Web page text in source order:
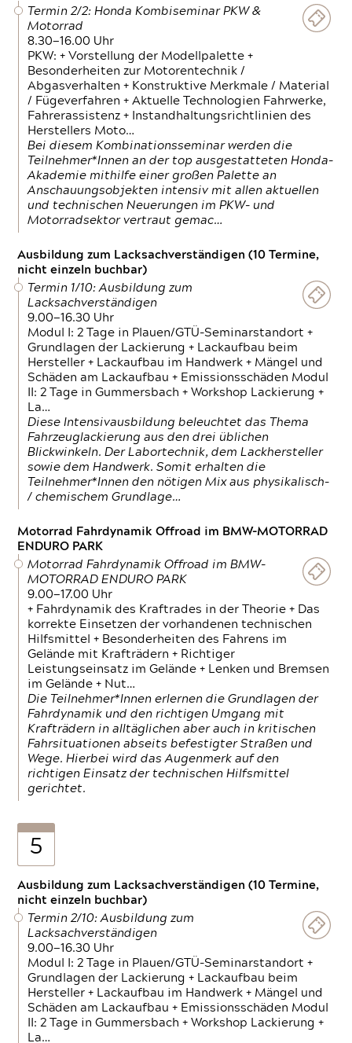
Termin 2/2: Honda Kombiseminar PKW &
Motorrad
8.30—16.00 Uhr
PKW: + Vorstellung der Modellpalette +
Besonderheiten zur Motorentechnik /
Abgasverhalten + Konstruktive Merkmale / Material
/ Fügeverfahren + Aktuelle Technologien Fahrwerke,
Fahrerassistenz + Instandhaltungsrichtlinien des
Herstellers Moto…
Bei diesem Kombinationsseminar werden die
Teilnehmer*Innen an der top ausgestatteten Honda-
Akademie mithilfe einer großen Palette an
Anschauungsobjekten intensiv mit allen aktuellen
und technischen Neuerungen im PKW- und
Motorradsektor vertraut gemac…
Ausbildung zum Lacksachverständigen (10 Termine,
nicht einzeln buchbar)
Termin 1/10: Ausbildung zum
Lacksachverständigen
9.00—16.30 Uhr
Modul I: 2 Tage in Plauen/GTÜ-Seminarstandort +
Grundlagen der Lackierung + Lackaufbau beim
Hersteller + Lackaufbau im Handwerk + Mängel und
Schäden am Lackaufbau + Emissionsschäden Modul
II: 2 Tage in Gummersbach + Workshop Lackierung +
La…
Diese Intensivausbildung beleuchtet das Thema
Fahrzeuglackierung aus den drei üblichen
Blickwinkeln. Der Labortechnik, dem Lackhersteller
sowie dem Handwerk. Somit erhalten die
Teilnehmer*Innen den nötigen Mix aus physikalisch-
/ chemischem Grundlage…
Motorrad Fahrdynamik Offroad im BMW-MOTORRAD
ENDURO PARK
Motorrad Fahrdynamik Offroad im BMW-
MOTORRAD ENDURO PARK
9.00—17.00 Uhr
+ Fahrdynamik des Kraftrades in der Theorie + Das
korrekte Einsetzen der vorhandenen technischen
Hilfsmittel + Besonderheiten des Fahrens im
Gelände mit Krafträdern + Richtiger
Leistungseinsatz im Gelände + Lenken und Bremsen
im Gelände + Nut…
Die Teilnehmer*Innen erlernen die Grundlagen der
Fahrdynamik und den richtigen Umgang mit
Krafträdern in alltäglichen aber auch in kritischen
Fahrsituationen abseits befestigter Straßen und
Wege. Hierbei wird das Augenmerk auf den
richtigen Einsatz der technischen Hilfsmittel
gerichtet.
5
Ausbildung zum Lacksachverständigen (10 Termine,
nicht einzeln buchbar)
Termin 2/10: Ausbildung zum
Lacksachverständigen
9.00—16.30 Uhr
Modul I: 2 Tage in Plauen/GTÜ-Seminarstandort +
Grundlagen der Lackierung + Lackaufbau beim
Hersteller + Lackaufbau im Handwerk + Mängel und
Schäden am Lackaufbau + Emissionsschäden Modul
II: 2 Tage in Gummersbach + Workshop Lackierung +
La…